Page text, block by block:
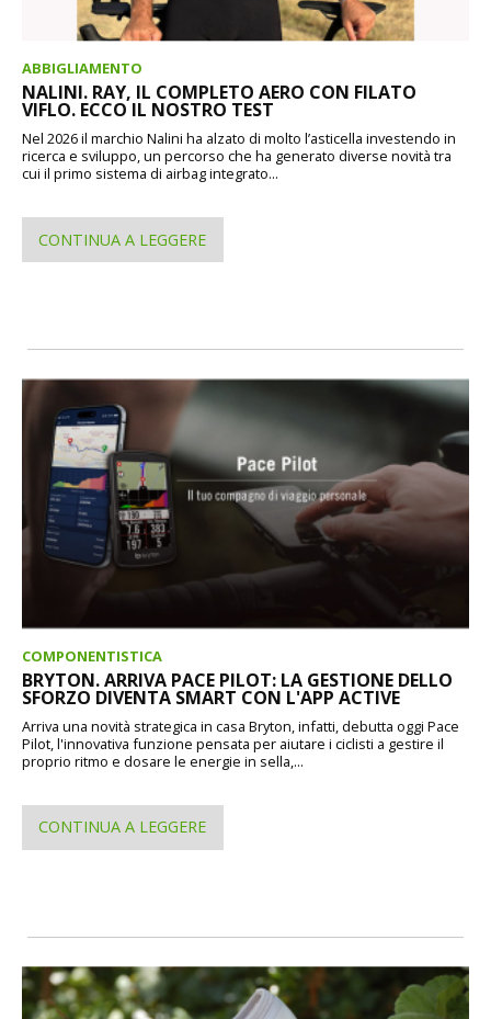
ABBIGLIAMENTO
NALINI. RAY, IL COMPLETO AERO CON FILATO
VIFLO. ECCO IL NOSTRO TEST
Nel 2026 il marchio Nalini ha alzato di molto l’asticella investendo in
ricerca e sviluppo, un percorso che ha generato diverse novità tra
cui il primo sistema di airbag integrato...
CONTINUA A LEGGERE
COMPONENTISTICA
BRYTON. ARRIVA PACE PILOT: LA GESTIONE DELLO
SFORZO DIVENTA SMART CON L'APP ACTIVE
Arriva una novità strategica in casa Bryton, infatti, debutta oggi Pace
Pilot, l'innovativa funzione pensata per aiutare i ciclisti a gestire il
proprio ritmo e dosare le energie in sella,...
CONTINUA A LEGGERE